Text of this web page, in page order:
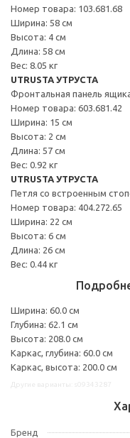
Номер товара: 103.681.68
Ширина: 58 см
Высота: 4 см
Длина: 58 см
Вес: 8.05 кг
UTRUSTA УТРУСТА
Фронтальная панель
Номер товара: 603.681.42
Ширина: 15 см
Высота: 2 см
Длина: 57 см
Вес: 0.92 кг
UTRUSTA УТРУСТА
Петля со встроенным
Номер товара: 404.272.65
Ширина: 22 см
Высота: 6 см
Длина: 26 см
Вес: 0.44 кг
Ширина: 60.0 см
Глубина: 62.1 см
Высота: 208.0 см
Каркас, глубина: 60.0 см
Каркас, высота: 200.0 см
Бренд